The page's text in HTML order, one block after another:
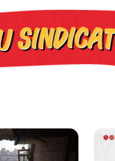
— enquanto o Conselho